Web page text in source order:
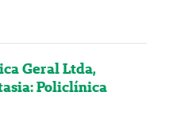
Geral Ltda,
Policlínica